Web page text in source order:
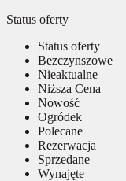
Status oferty
Status oferty
Bezczynszowe
Nieaktualne
Niższa Cena
Nowość
Ogródek
Polecane
Rezerwacja
Sprzedane
Wynajęte